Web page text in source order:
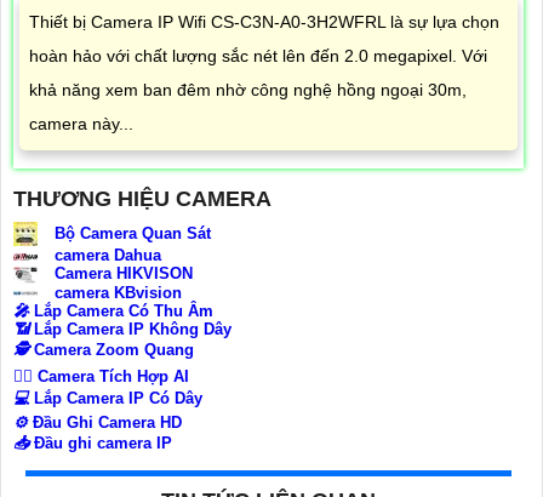
Thiết bị Camera IP Wifi CS-C3N-A0-3H2WFRL là sự lựa chọn
hoàn hảo với chất lượng sắc nét lên đến 2.0 megapixel. Với
khả năng xem ban đêm nhờ công nghệ hồng ngoại 30m,
camera này...
THƯƠNG HIỆU CAMERA
Bộ Camera Quan Sát
camera Dahua
Camera HIKVISON
camera KBvision
️🎤️ Lắp Camera Có Thu Âm
📶Lắp Camera IP Không Dây
🕵️Camera Zoom Quang
🧛‍♀️ Camera Tích Hợp AI
💻Lắp Camera IP Có Dây
⚙️Đầu Ghi Camera HD
📥Đầu ghi camera IP